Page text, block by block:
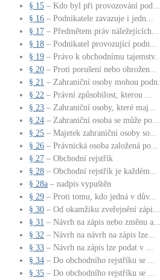
§ 15 – Kdo byl při provozování pod...
§ 16 – Podnikatele zavazuje i jedn...
§ 17 – Předmětem práv náležejících...
§ 18 – Podnikatel provozující podn...
§ 19 – Právo k obchodnímu
§ 20 – Proti porušení nebo ohrožen...
§ 21 – Zahraniční osoby mohou
§ 22 – Právní způsobilost, kterou ...
§ 23 – Zahraniční osoby, které maj...
§ 24 – Zahraniční osoba se může po...
§ 25 – Majetek zahraniční osoby so...
§ 26 – Právnická osoba založená po...
§ 27 – Obchodní rejstřík
§ 28 – Obchodní rejstřík je každém...
§ 28a – nadpis vypuštěn
§ 29 – Proti tomu, kdo jedná v dův...
§ 30 – Od okamžiku zveřejnění zápi...
§ 31 – Návrh na zápis nebo změnu a...
§ 32 – Návrh na návrh na zápis lze...
§ 33 – Návrh na zápis lze podat v ...
§ 34 – Do obchodního rejstříku se ...
§ 35 – Do obchodního rejstříku se ...